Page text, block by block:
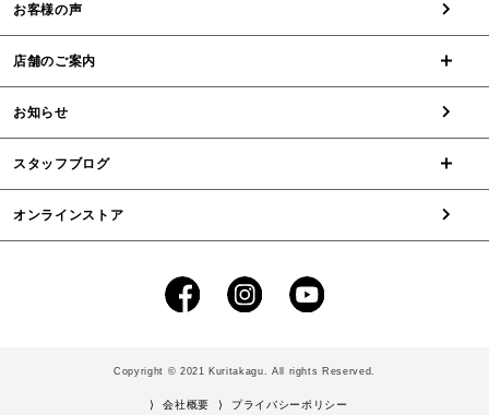
お客様の声
店舗のご案内
お知らせ
スタッフブログ
オンラインストア
Copyright © 2021 Kuritakagu. All rights Reserved.
⟩ 会社概要 ⟩ プライバシーポリシー